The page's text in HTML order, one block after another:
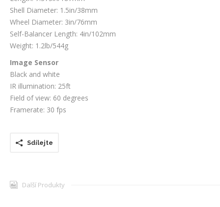
Shell Diameter: 1.5in/38mm
Wheel Diameter: 3in/76mm
Self-Balancer Length: 4in/102mm
Weight: 1.2lb/544g
Image Sensor
Black and white
IR illumination: 25ft
Field of view: 60 degrees
Framerate: 30 fps
Sdílejte
Další Produkty